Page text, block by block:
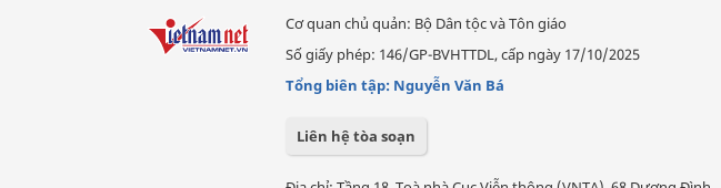
Cơ quan chủ quản: Bộ Dân tộc và Tôn giáo
Số giấy phép: 146/GP-BVHTTDL, cấp ngày 17/10/2025
Tổng biên tập: Nguyễn Văn Bá
Liên hệ tòa soạn